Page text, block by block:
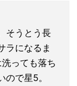
そうとう長
ラになるま
っても落ち
で星5。